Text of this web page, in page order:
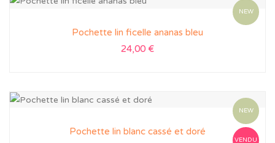
NEW
Pochette lin ficelle ananas bleu
24,00 €
NEW
VENDU
Pochette lin blanc cassé et doré